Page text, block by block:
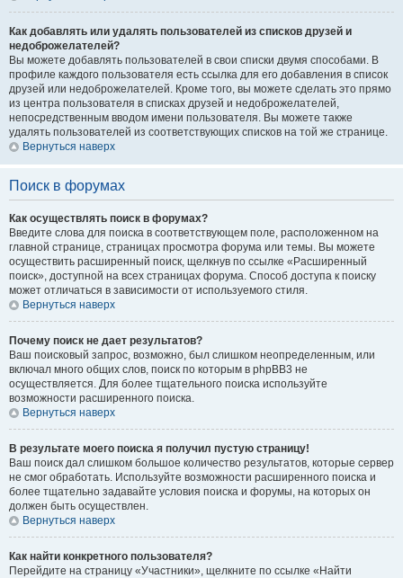
Как добавлять или удалять пользователей из списков друзей и
недоброжелателей?
Вы можете добавлять пользователей в свои списки двумя способами. В
профиле каждого пользователя есть ссылка для его добавления в список
друзей или недоброжелателей. Кроме того, вы можете сделать это прямо
из центра пользователя в списках друзей и недоброжелателей,
непосредственным вводом имени пользователя. Вы можете также
удалять пользователей из соответствующих списков на той же странице.
Вернуться наверх
Поиск в форумах
Как осуществлять поиск в форумах?
Введите слова для поиска в соответствующем поле, расположенном на
главной странице, страницах просмотра форума или темы. Вы можете
осуществить расширенный поиск, щелкнув по ссылке «Расширенный
поиск», доступной на всех страницах форума. Способ доступа к поиску
может отличаться в зависимости от используемого стиля.
Вернуться наверх
Почему поиск не дает результатов?
Ваш поисковый запрос, возможно, был слишком неопределенным, или
включал много общих слов, поиск по которым в phpBB3 не
осуществляется. Для более тщательного поиска используйте
возможности расширенного поиска.
Вернуться наверх
В результате моего поиска я получил пустую страницу!
Ваш поиск дал слишком большое количество результатов, которые сервер
не смог обработать. Используйте возможности расширенного поиска и
более тщательно задавайте условия поиска и форумы, на которых он
должен быть осуществлен.
Вернуться наверх
Как найти конкретного пользователя?
Перейдите на страницу «Участники», щелкните по ссылке «Найти